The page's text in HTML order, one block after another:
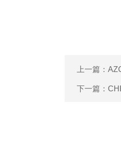
上一篇：
下一篇：